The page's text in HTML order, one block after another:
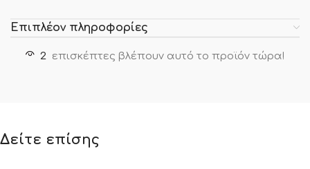
Επιπλέον πληροφορίες
2 επισκέπτες βλέπουν αυτό το προϊόν τώρα!
Δείτε επίσης